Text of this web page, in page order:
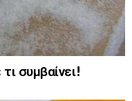
συμβαίνει!